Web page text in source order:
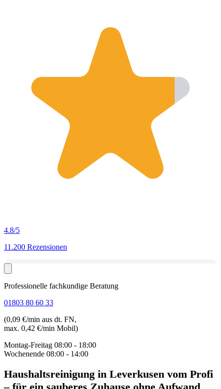
4.8/5
11.200 Rezensionen
Professionelle fachkundige Beratung
01803 80 60 33
(0,09 €/min aus dt. FN,
max. 0,42 €/min Mobil)
Montag-Freitag 08:00 - 18:00
Wochenende 08:00 - 14:00
Haushaltsreinigung in Leverkusen vom Profi